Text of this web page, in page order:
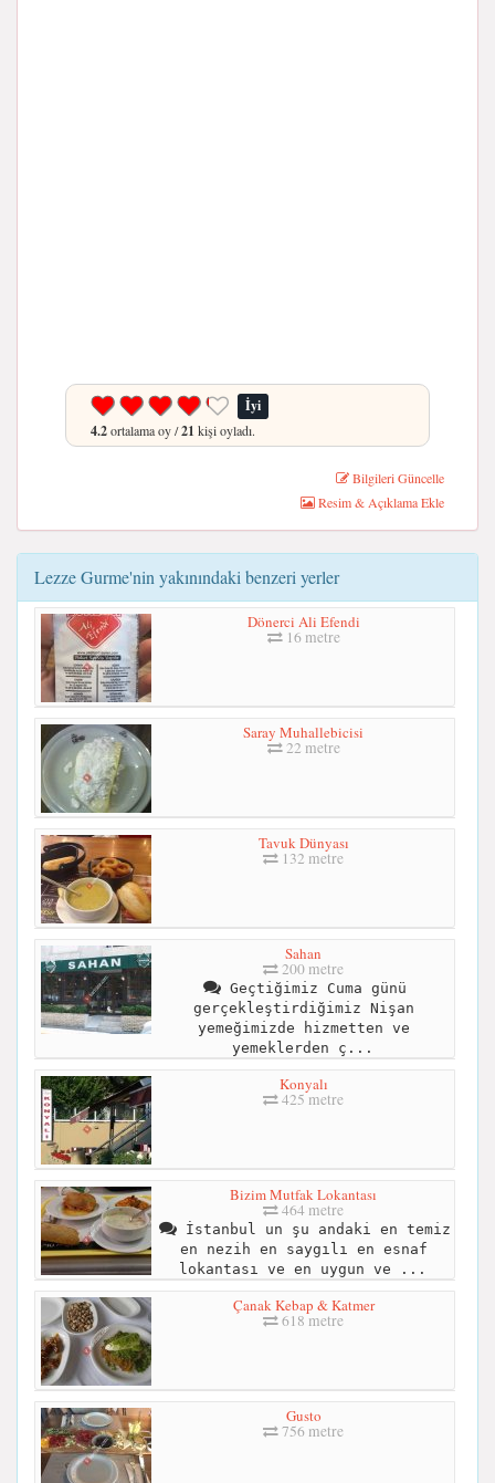
İyi
4.2ortalama oy /21 kişi oyladı.
Bilgileri Güncelle
Resim & Açıklama Ekle
Lezze Gurme'nin yakınındaki benzeri yerler
Dönerci Ali Efendi
16 metre
Saray Muhallebicisi
22 metre
Tavuk Dünyası
132 metre
Sahan
200 metre
Geçtiğimiz Cuma günü
gerçekleştirdiğimiz Nişan
yemeğimizde hizmetten ve
yemeklerden ç...
Konyalı
425 metre
Bizim Mutfak Lokantası
464 metre
İstanbul un şu andaki en temiz
en nezih en saygılı en esnaf
lokantası ve en uygun ve ...
Çanak Kebap & Katmer
618 metre
Gusto
756 metre